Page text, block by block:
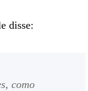
disse:
como